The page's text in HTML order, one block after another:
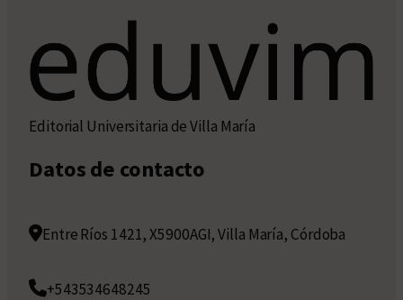
Editorial Universitaria de Villa María
Datos de contacto
Entre Ríos 1421, X5900AGI, Villa María, Córdoba
+543534648245